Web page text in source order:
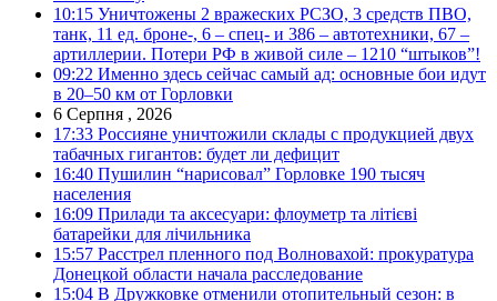
10:15 Уничтожены 2 вражеских РСЗО, 3 средств ПВО,
танк, 11 ед. броне-, 6 – спец- и 386 – автотехники, 67 –
артиллерии. Потери РФ в живой силе – 1210 “штыков”!
09:22 Именно здесь сейчас самый ад: основные бои идут
в 20–50 км от Горловки
6 Серпня , 2026
17:33 Россияне уничтожили склады с продукцией двух
табачных гигантов: будет ли дефицит
16:40 Пушилин “нарисовал” Горловке 190 тысяч
населения
16:09 Прилади та аксесуари: флоуметр та літієві
батарейки для лічильника
15:57 Расстрел пленного под Волновахой: прокуратура
Донецкой области начала расследование
15:04 В Дружковке отменили отопительный сезон: в